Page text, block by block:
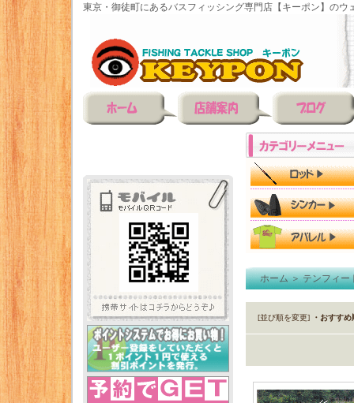
東京・御徒町にあるバスフィッシング専門店【キーポン】のウ
ホーム＞テンフィー
[並び順を変更] ・おすすめ